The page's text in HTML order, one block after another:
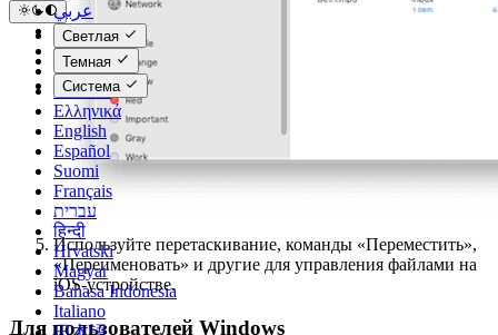
عربي
Català
Čeština
Dansk
Deutsch
Ελληνικά
English
Español
Suomi
Français
עברית
हिन्दी
Hrvatski
Magyar
Bahasa Indonesia
Italiano
Светлая
Темная
Система
Используйте перетаскивание, команды «Переместить»,
«Переименовать» и другие для управления файлами на
iOS-устройстве.
Для пользователей Windows